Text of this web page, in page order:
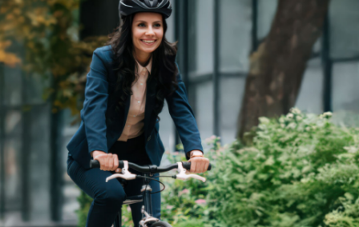
Leasingrechner Fachhändler